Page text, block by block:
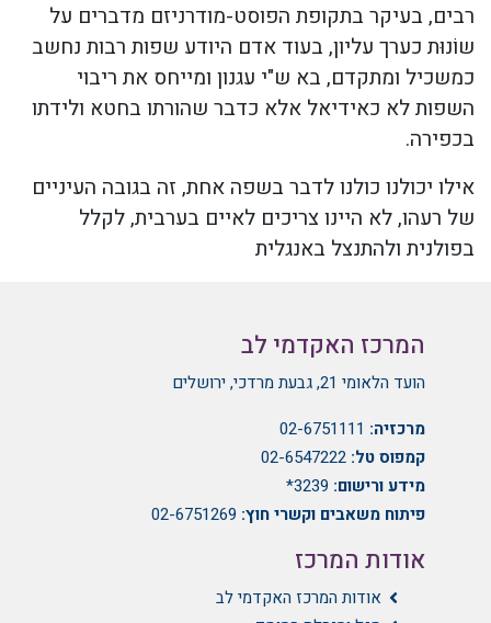
רבים, בעיקר בתקופת הפוסט-מודרניזם מדברים על
שוֹנוּת כערך עליון, בעוד אדם היודע שפות רבות נחשב
כמשכיל ומתקדם, בא ש"י עגנון ומייחס את ריבוי
השפות לא כאידיאל אלא כדבר שהורתו בחטא ולידתו
בכפירה.
אילו יכולנו כולנו לדבר בשפה אחת, זה בגובה העיניים
של רעהו, לא היינו צריכים לאיים בערבית, לקלל
בפולנית ולהתנצל באנגלית
המרכז האקדמי לב
הועד הלאומי 21, גבעת מרדכי, ירושלים
מרכזיה: 02-6751111
קמפוס טל: 02-6547222
מידע ורישום: 3239*
פיתוח משאבים וקשרי חוץ: 02-6751269
אודות המרכז
אודות המרכז האקדמי לב